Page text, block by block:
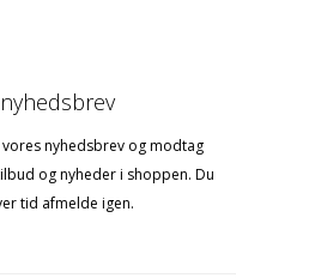
nyhedsbrev og modtag
og nyheder i shoppen. Du
tid afmelde igen.